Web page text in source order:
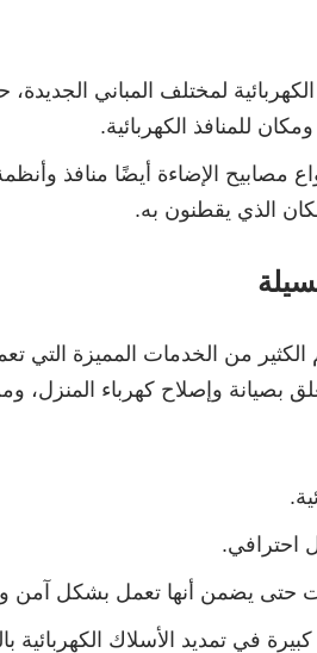
لمختلف المباني
للمنافذ الكهربائية.
مصابيح الإضاءة أيضًا منافذ
الذي يقطنون به.
الكثير من الخدمات المميزة التي
بصيانة وإصلاح كهرباء المنزل،
احترافي.
حتى يضمن أنها تعمل بشكل آمن
في تمديد الأسلاك الكهربائية